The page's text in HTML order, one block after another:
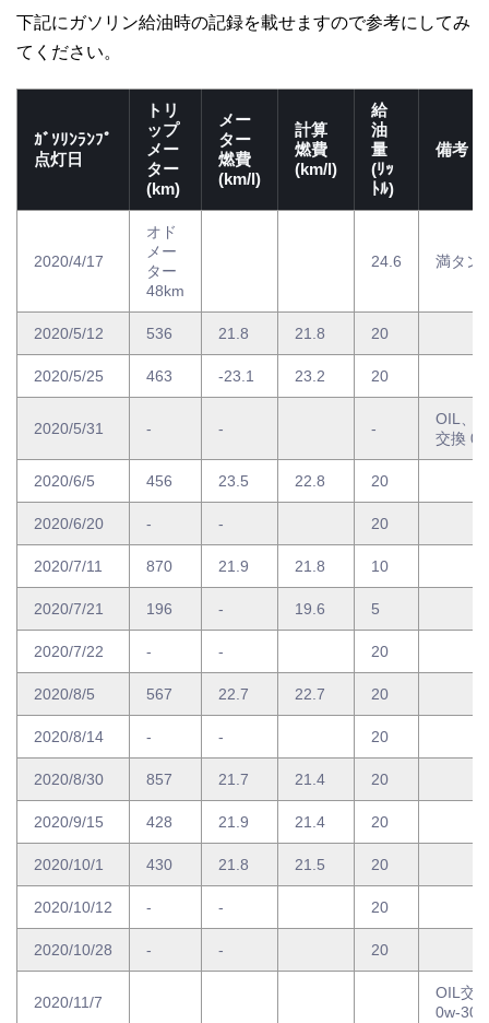
下記にガソリン給油時の記録を載せますので参考にしてみ
てください。
ｶﾞｿﾘﾝﾗﾝﾌﾟ
点灯日
トリ
ップ
メー
ター
(km)
メー
ター
燃費
(km/l)
計算
燃費
(km/l)
給
油
量
(ﾘｯ
ﾄﾙ)
備考
2020/4/17
オド
メー
ター
48km
24.6 満タン
2020/5/12 536 21.8 21.8 20
2020/5/25 463 -23.1 23.2 20
2020/5/31 - - -
OIL、
交換
2020/6/5 456 23.5 22.8 20
2020/6/20 - - 20
2020/7/11 870 21.9 21.8 10
2020/7/21 196 - 19.6 5
2020/7/22 - - 20
2020/8/5 567 22.7 22.7 20
2020/8/14 - - 20
2020/8/30 857 21.7 21.4 20
2020/9/15 428 21.9 21.4 20
2020/10/1 430 21.8 21.5 20
2020/10/12 - - 20
2020/10/28 - - 20
2020/11/7
OIL交
0w-30